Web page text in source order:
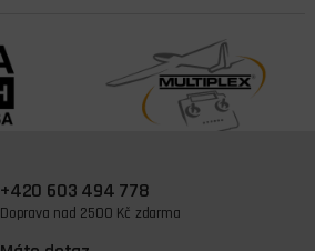
+420 603 494 778
Doprava nad 2500 Kč zdarma